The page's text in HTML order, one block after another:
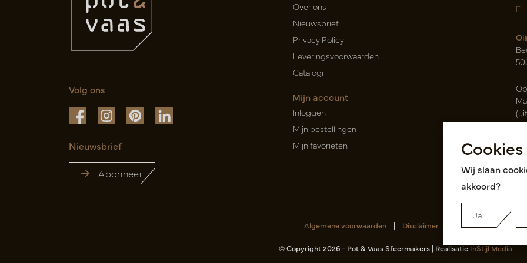
Volg ons
Nieuwsbrief
Abonneer
Over ons
Nieuwsbrief
Privacy Policy
Leveringsvoorwaarden
Catalogi
Mijn account
Inloggen
Mijn bestellingen
Mijn favorieten
E
Algemene voorwaarden | Disclaimer RSS Feed
© Copyright 2026 - Pot & Vaas Sfeermakers | RealisatieInStijl Media
Cookies
Wij slaan
akkoord?
Ja